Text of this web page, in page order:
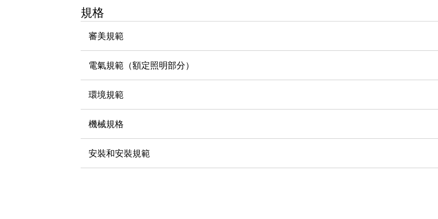
使人機協作更安全、更高效
提高半導體製造裝置設計自由度的方法
瞬間完成開關的更換，避免停機時間拉長
瀏覽全部
規格
審美規範
電氣規範（額定照明部分）
環境規範
機械規格
安裝和安裝規範